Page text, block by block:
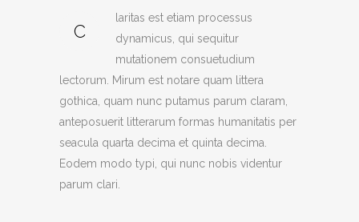
C
laritas est etiam processus
dynamicus, qui sequitur
mutationem consuetudium
lectorum. Mirum est notare quam littera
gothica, quam nunc putamus parum claram,
anteposuerit litterarum formas humanitatis per
seacula quarta decima et quinta decima.
Eodem modo typi, qui nunc nobis videntur
parum clari.